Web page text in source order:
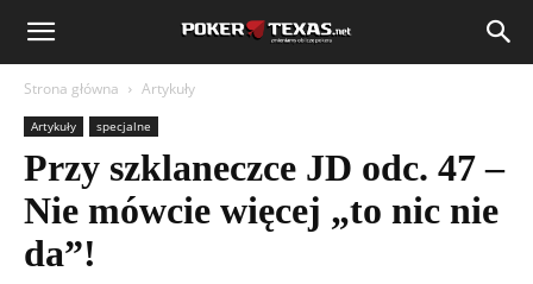
Strona główna Artykuły
Artykuły specjalne
Przy szklaneczce JD odc. 47 –
Nie mówcie więcej „to nic nie
da”!